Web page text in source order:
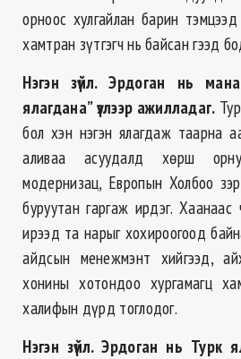
орноос хулгайлан барин
хамтран зүтгэгч нь байсан гээд
Нэгэн зүйл. Эрдоган нь
ялагдана” үзлээр ажилладаг.
бол хэн нэгэн ялагдаж таарна
аливаа асуудалд хөрш
модернизац, Европын Холбоо
буруутан гаргаж ирдэг.
ирээд та нарыг хохироогоод
айдсын менежмэнт хийгээд,
хонины хотондоо хургамагц
халифын дүрд тоглодог.
Нэгэн зүйл. Эрдоган нь Турк